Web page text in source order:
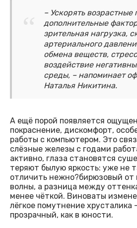
– Ускорять возрастные
дополнительные
зрительная нагрузка,
артериального
обмена веществ,
воздействие
среды, – напоминает
Наталья Никитина.
А ещё порой появляется
покраснение, дискомфорт,
работы с компьютером. Это
слёзные железы с годами
активно, глаза становятся
теряют былую яркость: уже не
отличить нежно?бирюзовый от
волны, а разница между
менее чёткой. Виноваты
лёгкое помутнение хрусталика
прозрачный, как в юности.